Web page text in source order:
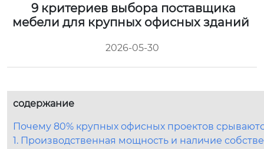
9 критериев выбора поставщика
мебели для крупных офисных зданий
2026-05-30
содержание
Почему 80% крупных офисных проектов
1. Производственная мощность и наличие